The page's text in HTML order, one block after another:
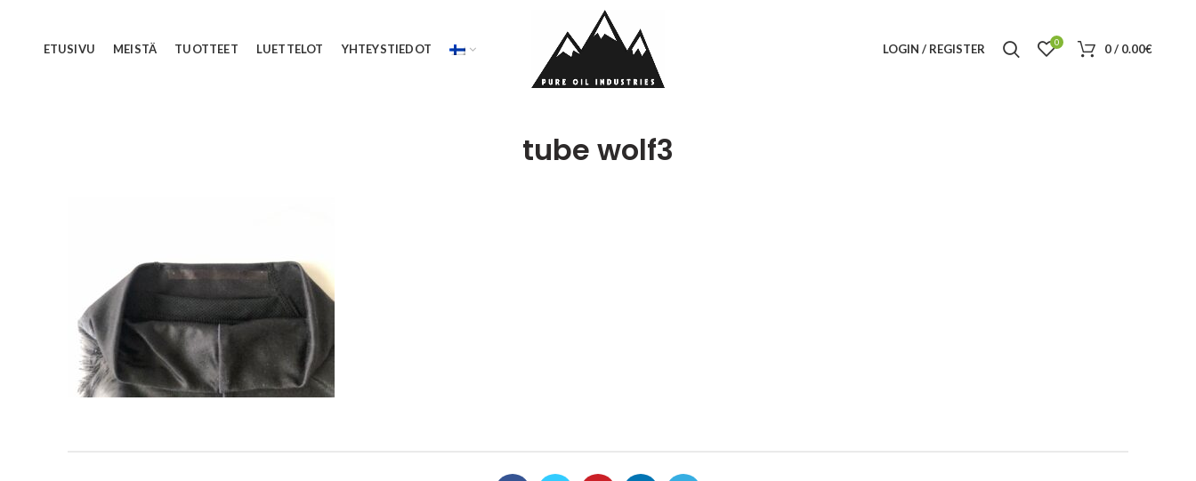
ETUSIVU MEISTÄ TUOTTEET LUETTELOT YHTEYSTIEDOT LOGIN / REGISTER 0 0/ 0.00€
tube wolf3